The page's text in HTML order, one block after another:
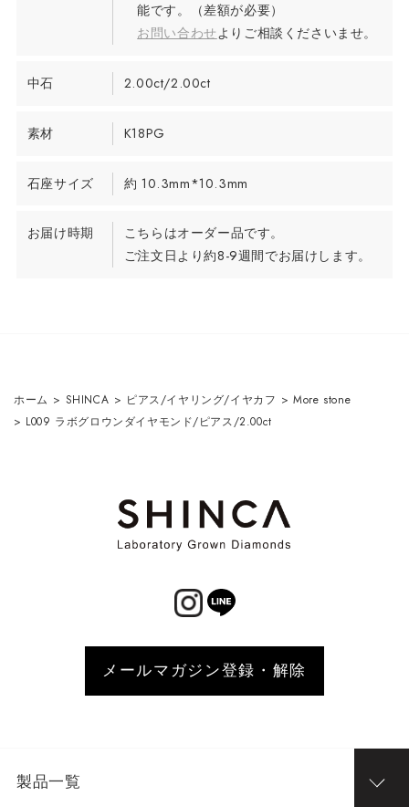
能です。（差額が必要）
お問い合わせよりご相談くださいませ。
中石 2.00ct/2.00ct
素材 K18PG
石座サイズ 約 10.3mm*10.3mm
お届け時期
こちらはオーダー品です。
ご注文日より約8-9週間でお届けします。
ホーム > SHINCA > ピアス/イヤリング/イヤカフ >More stone
> L009 ラボグロウンダイヤモンド/ピアス/2.00ct
メールマガジン登録・解除
製品一覧